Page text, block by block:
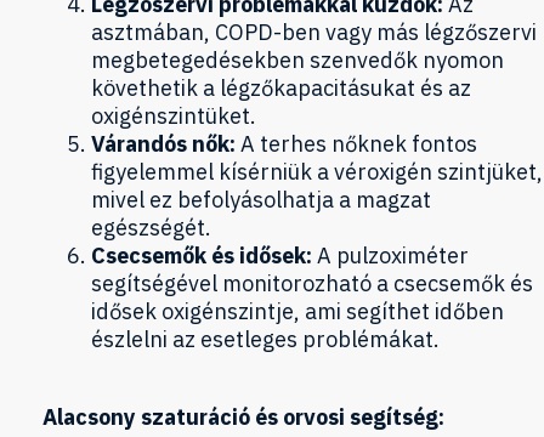
asztmában, COPD-ben vagy más légzőszervi
megbetegedésekben szenvedők nyomon
követhetik a légzőkapacitásukat és az
oxigénszintüket.
Várandós nők: A terhes nőknek fontos
figyelemmel kísérniük a véroxigén szintjüket,
mivel ez befolyásolhatja a magzat
egészségét.
Csecsemők és idősek: A pulzoximéter
segítségével monitorozható a csecsemők és
idősek oxigénszintje, ami segíthet időben
észlelni az esetleges problémákat.
Alacsony szaturáció és orvosi segítség: